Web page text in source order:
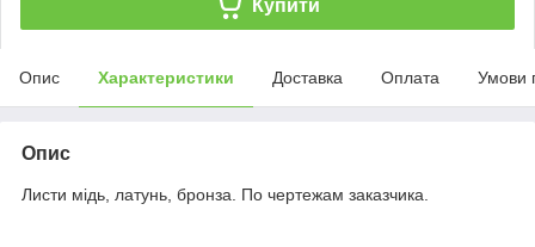
Купити
Опис Характеристики Доставка Оплата Умови
Опис
Листи мідь, латунь, бронза. По чертежам заказчика.